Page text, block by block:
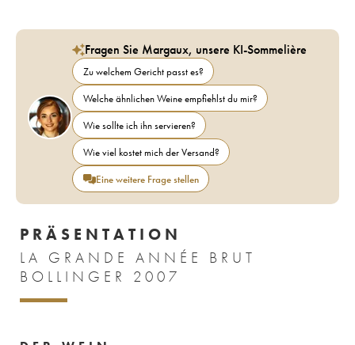
Fragen Sie Margaux, unsere KI-Sommelière
Zu welchem Gericht passt es?
Welche ähnlichen Weine empfiehlst du mir?
Wie sollte ich ihn servieren?
Wie viel kostet mich der Versand?
Eine weitere Frage stellen
PRÄSENTATION
LA GRANDE ANNÉE BRUT
BOLLINGER 2007